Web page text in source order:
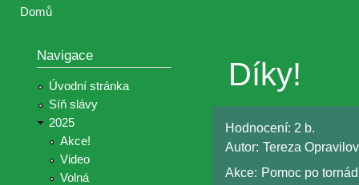
Domů
Navigace
Úvodní stránka
Síň slávy
2025
Akce!
Video
Volná
Díky!
Hodnocení: 2 b.
Autor: Tereza
Akce: Pomoc po